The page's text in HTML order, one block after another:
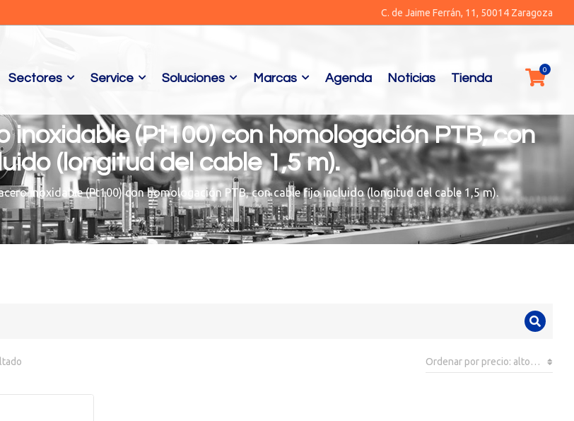
C. de Jaime Ferrán, 11, 50014 Zaragoza
Sectores Service Soluciones Marcas Agenda Noticias Tienda
(Pt100) con homologación PTB, con
(longitud del cable 1,5 m).
inoxidable (Pt100) con homologación PTB, con cable fijo incluido (longitud del cable 1,5 m).